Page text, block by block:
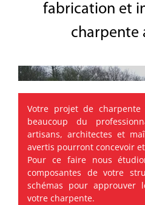
fabrication et
charpente
Votre projet de charpente
beaucoup du
artisans, architectes et
avertis pourront concevoir
Pour ce faire nous
composantes de votre
schémas pour approuver
votre charpente.